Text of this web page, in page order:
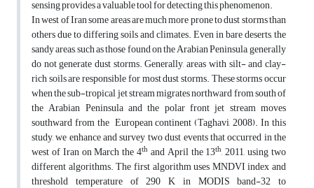
sensing provides a valuable tool for detecting this phenomenon.
In west of Iran some areas are much more prone to dust storms than
others due to differing soils and climates. Even in bare deserts, the
sandy areas, such as those found on the Arabian Peninsula, generally
do not generate dust storms. Generally, areas with silt- and clay-
rich soils are responsible for most dust storms. These storms occur
when the sub-tropical jet stream migrates northward from south of
the Arabian Peninsula and the polar front jet stream moves
southward from the European continent (Taghavi, 2008). In this
study, we enhance and survey two dust events that occurred in the
west of Iran on March the 4th and April the 13th, 2011, using two
different algorithms. The first algorithm uses MNDVI index and
threshold temperature of 290 K in MODIS band-32 to